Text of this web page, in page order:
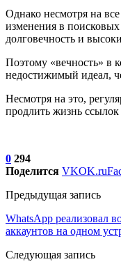
Однако несмотря на
изменения в
долговечность и
Поэтому «вечность» в
недостижимый идеал,
Несмотря на это,
продлить жизнь ссылок
0 294
Поделится VKOK.ru
Предыдущая запись
WhatsApp реализовал
аккаунтов на одном
Следующая запись